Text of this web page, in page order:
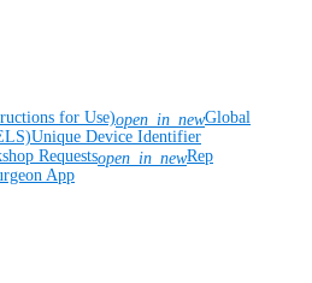
for Use)open_in_newGlobal
Unique Device Identifier
Requestsopen_in_newRep
App